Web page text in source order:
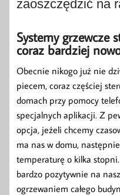
zaoszczędzić na
Systemy grzewcze
coraz bardziej
Obecnie nikogo już nie
piecem, coraz częściej
domach przy pomocy
specjalnych aplikacji. Z
opcja, jeżeli chcemy
ma nas w domu,
temperaturę o kilka
bardzo pozytywnie na
ogrzewaniem całego